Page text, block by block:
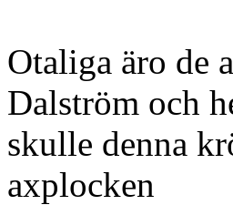
Otaliga äro de
Dalström och
skulle denna
axplocken